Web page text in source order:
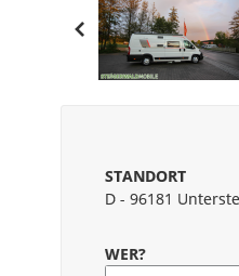
STANDORT
D - 96181
WER?